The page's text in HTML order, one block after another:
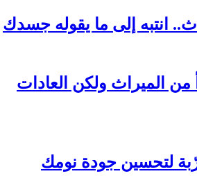
انتبه إلى ما يقوله جسدك
من الميراث ولكن العادات